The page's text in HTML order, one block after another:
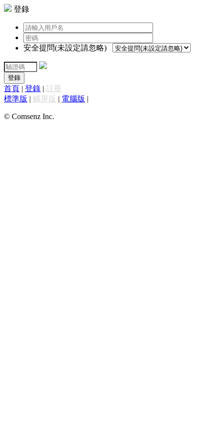
登錄
安全提問(未設定請忽略)
登錄
首頁 | 登錄 | 註冊
標準版 | 觸屏版 | 電腦版 |
© Comsenz Inc.